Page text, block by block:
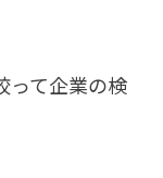
って企業の検